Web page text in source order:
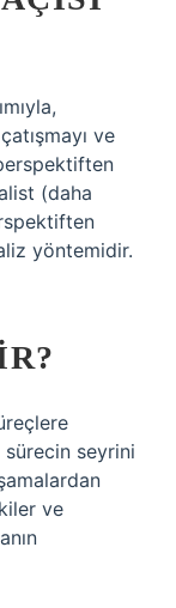
ve
(daha
yöntemidir.
seyrini
ve